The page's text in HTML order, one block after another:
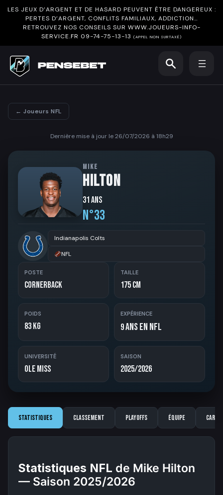
LES JEUX D’ARGENT ET DE HASARD PEUVENT ÊTRE DANGEREUX :
PERTES D’ARGENT, CONFLITS FAMILIAUX, ADDICTION…
RETROUVEZ NOS CONSEILS SUR WWW.JOUEURS-INFO-
SERVICE.FR 09-74-75-13-13 (APPEL NON SURTAXÉ)
← Joueurs NFL
Dernière mise à jour le 26/07/2026 à 18h29
MIKE
HILTON
31 ans
N°33
Indianapolis Colts
NFL
POSTE
Cornerback
TAILLE
175 cm
POIDS
83 kg
EXPÉRIENCE
9ans en NFL
UNIVERSITÉ
Ole Miss
SAISON
2025/2026
Statistiques Classement Playoffs Équipe
Statistiques NFL de Mike Hilton
— Saison 2025/2026